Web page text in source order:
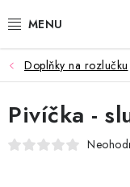
na
ROZLUČKA
NAROZENINY
NA MÍRU
Doplňky na rozlučku
Pivíčka -